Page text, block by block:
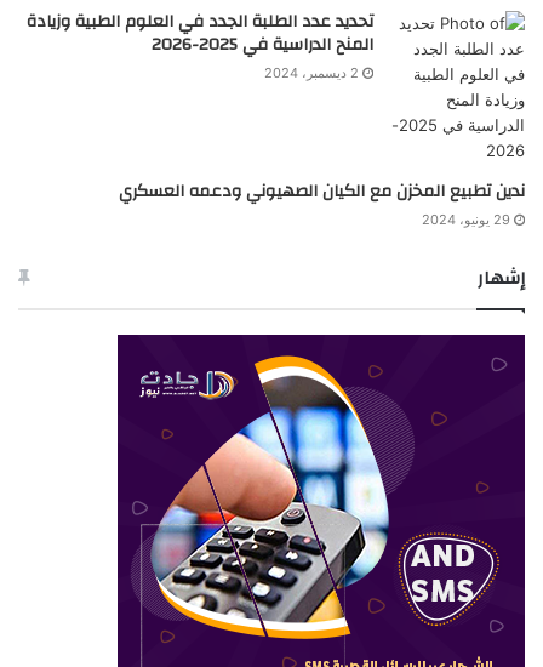
تحديد عدد الطلبة الجدد في العلوم الطبية وزيادة
المنح الدراسية في 2025-2026
2 ديسمبر، 2024
ندين تطبيع المخزن مع الكيان الصهيوني ودعمه العسكري
29 يونيو، 2024
إشهار